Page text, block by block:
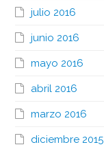
julio 2016
junio 2016
mayo 2016
abril 2016
marzo 2016
diciembre 2015